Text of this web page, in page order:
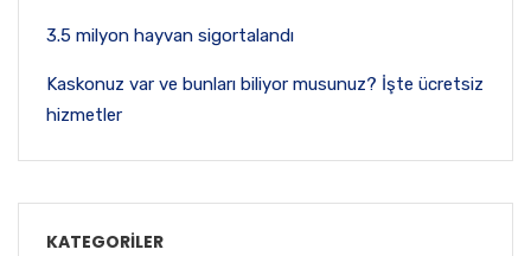
3.5 milyon hayvan sigortalandı
Kaskonuz var ve bunları biliyor musunuz? İşte ücretsiz
hizmetler
KATEGORILER